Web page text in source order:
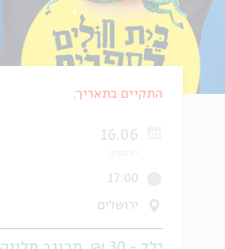
התקיים בתאריך:
16.06
17:00
ירושלים